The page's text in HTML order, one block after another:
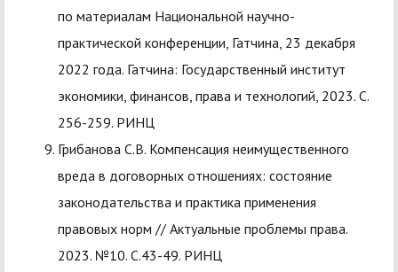
по материалам Национальной научно-
практической конференции, Гатчина, 23 декабря
2022 года. Гатчина: Государственный институт
экономики, финансов, права и технологий, 2023. С.
256-259. РИНЦ
Грибанова С.В. Компенсация неимущественного
вреда в договорных отношениях: состояние
законодательства и практика применения
правовых норм // Актуальные проблемы права.
2023. №10. С.43-49. РИНЦ